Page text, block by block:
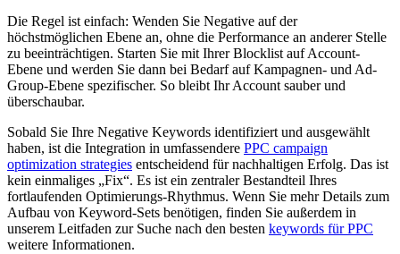
Die Regel ist einfach: Wenden Sie Negative auf der
höchstmöglichen Ebene an, ohne die Performance an anderer Stelle
zu beeinträchtigen. Starten Sie mit Ihrer Blocklist auf Account-
Ebene und werden Sie dann bei Bedarf auf Kampagnen- und Ad-
Group-Ebene spezifischer. So bleibt Ihr Account sauber und
überschaubar.
Sobald Sie Ihre Negative Keywords identifiziert und ausgewählt
haben, ist die Integration in umfassendere PPC campaign
optimization strategies entscheidend für nachhaltigen Erfolg. Das ist
kein einmaliges „Fix“. Es ist ein zentraler Bestandteil Ihres
fortlaufenden Optimierungs-Rhythmus. Wenn Sie mehr Details zum
Aufbau von Keyword-Sets benötigen, finden Sie außerdem in
unserem Leitfaden zur Suche nach den besten keywords für PPC
weitere Informationen.